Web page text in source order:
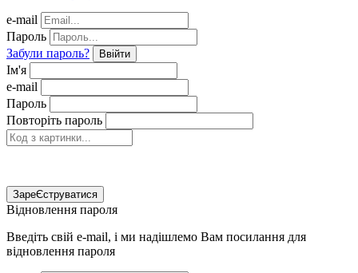
e-mail
Пароль
Забули пароль?
Ввійти
Ім'я
e-mail
Пароль
Повторіть пароль
ЗареЄструватися
Відновлення пароля
Введіть свій e-mail, і ми надішлемо Вам посилання для
відновлення пароля